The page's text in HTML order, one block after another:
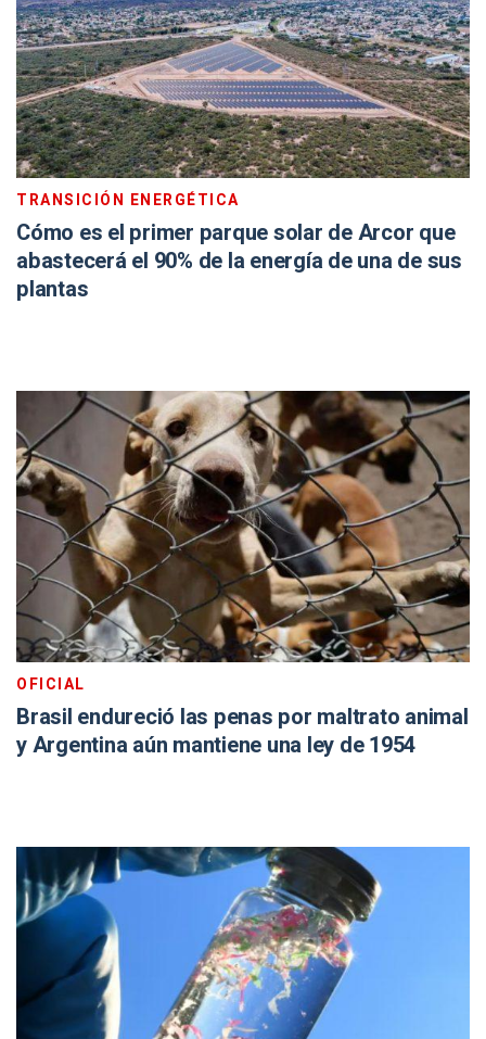
TRANSICIÓN ENERGÉTICA
Cómo es el primer parque solar de Arcor que
abastecerá el 90% de la energía de una de sus
plantas
OFICIAL
Brasil endureció las penas por maltrato animal
y Argentina aún mantiene una ley de 1954